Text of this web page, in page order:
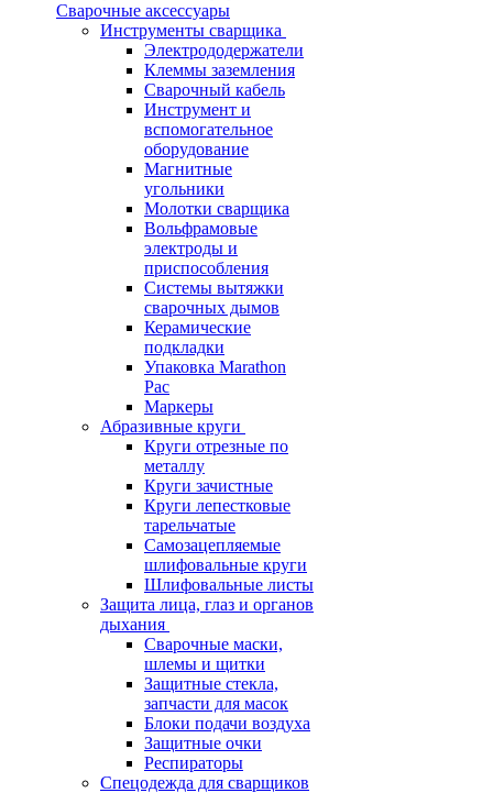
Сварочные аксессуары
Инструменты сварщика
Электрододержатели
Клеммы заземления
Сварочный кабель
Инструмент и
вспомогательное
оборудование
Магнитные
угольники
Молотки сварщика
Вольфрамовые
электроды и
приспособления
Системы вытяжки
сварочных дымов
Керамические
подкладки
Упаковка Marathon
Pac
Маркеры
Абразивные круги
Круги отрезные по
металлу
Круги зачистные
Круги лепестковые
тарельчатые
Самозацепляемые
шлифовальные круги
Шлифовальные листы
Защита лица, глаз и органов
дыхания
Сварочные маски,
шлемы и щитки
Защитные стекла,
запчасти для масок
Блоки подачи воздуха
Защитные очки
Респираторы
Спецодежда для сварщиков